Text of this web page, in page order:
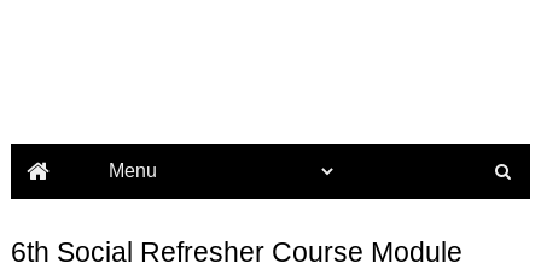
6th Social Refresher Course Module